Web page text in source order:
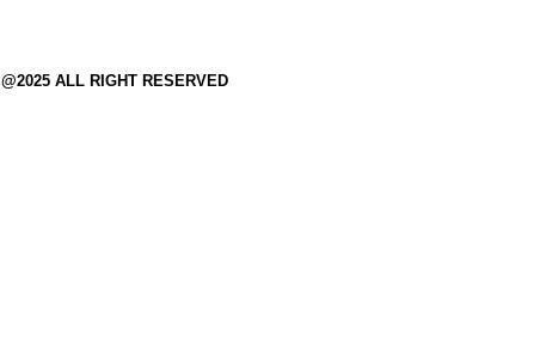
@2025 ALL RIGHT RESERVED